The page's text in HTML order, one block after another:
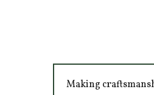
Making